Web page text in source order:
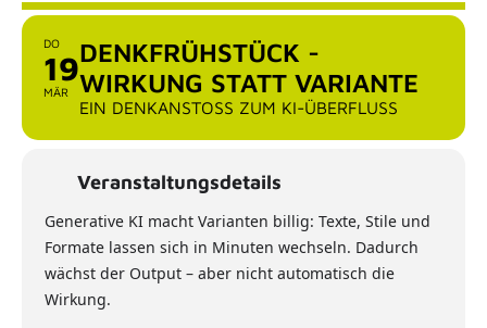
DO
19
MÄR
DENKFRÜHSTÜCK -
WIRKUNG STATT VARIANTE
EIN DENKANSTOSS ZUM KI-ÜBERFLUSS
Veranstaltungsdetails
Generative KI macht Varianten billig: Texte, Stile und
Formate lassen sich in Minuten wechseln. Dadurch
wächst der Output – aber nicht automatisch die
Wirkung.